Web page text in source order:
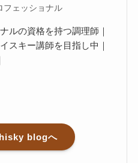
フェッショナル
ルの資格を持つ調理師｜
スキー講師を目指し中｜
blogへ